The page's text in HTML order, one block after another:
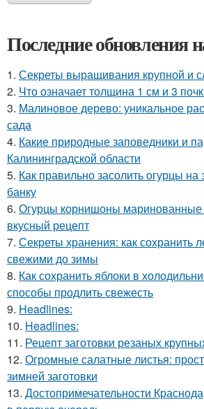
Последние обновления
1. Секреты выращивания крупной и
2. Что означает толщина 1 см и 3
3. Малиновое дерево: уникальное
сада
4. Какие природные заповедники и
Калининградской области
5. Как правильно засолить огурцы
банку
6. Огурцы корнишоны маринованные
вкусный рецепт
7. Секреты хранения: как сохранить
свежими до зимы
8. Как сохранить яблоки в
способы продлить свежесть
9. Headlines:
10. Headlines:
11. Рецепт заготовки резаных
12. Огромные салатные листья:
зимней заготовки
13. Достопримечательности